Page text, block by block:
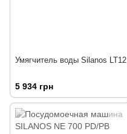
Умягчитель воды Silanos LT12
5 934 грн